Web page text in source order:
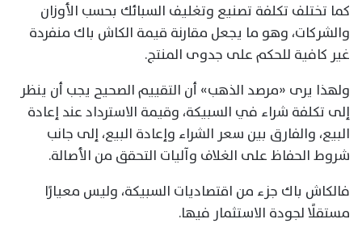
كما تختلف تكلفة تصنيع وتغليف السبائك بحسب الأوزان
والشركات، وهو ما يجعل مقارنة قيمة الكاش باك منفردة
غير كافية للحكم على جدوى المنتج.
ولهذا يرى «مرصد الذهب» أن التقييم الصحيح يجب أن ينظر
إلى تكلفة شراء في السبيكة، وقيمة الاسترداد عند إعادة
البيع، والفارق بين سعر الشراء وإعادة البيع، إلى جانب
شروط الحفاظ على الغلاف وآليات التحقق من الأصالة.
فالكاش باك جزء من اقتصاديات السبيكة، وليس معيارًا
مستقلًا لجودة الاستثمار فيها.